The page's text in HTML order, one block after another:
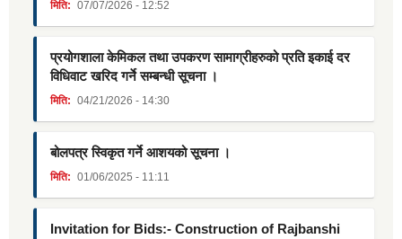
मिति: 07/07/2026 - 12:52
प्रयोगशाला केमिकल तथा उपकरण सामाग्रीहरुको प्रति इकाई दर
विधिवाट खरिद गर्ने सम्बन्धी सूचना ।
मिति: 04/21/2026 - 14:30
बोलपत्र स्विकृत गर्ने आशयको सूचना ।
मिति: 01/06/2025 - 11:11
Invitation for Bids:- Construction of Rajbanshi